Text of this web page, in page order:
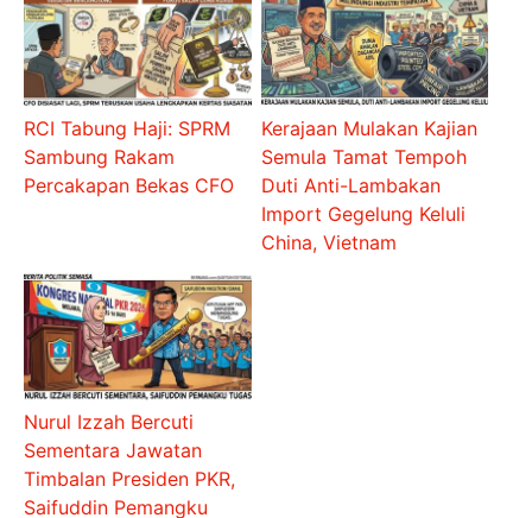
RCI Tabung Haji: SPRM
Sambung Rakam
Percakapan Bekas CFO
Kerajaan Mulakan Kajian
Semula Tamat Tempoh
Duti Anti-Lambakan
Import Gegelung Keluli
China, Vietnam
Nurul Izzah Bercuti
Sementara Jawatan
Timbalan Presiden PKR,
Saifuddin Pemangku